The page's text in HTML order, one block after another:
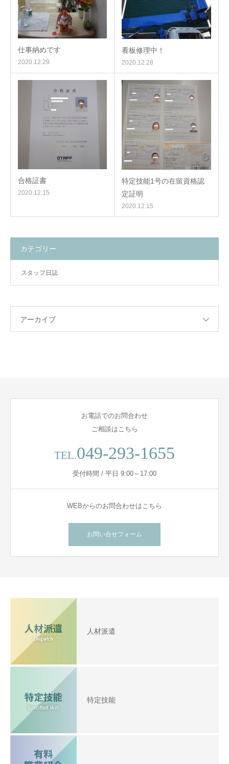
仕事納めです
2020.12.29
看板修理中！
2020.12.28
合格証書
2020.12.15
特定技能1号の在留資格認
定証明
2020.12.15
カテゴリー
スタッフ日誌
アーカイブ
お電話でのお問合わせ
ご相談はこちら
TEL.049-293-1655
受付時間 / 平日 9:00～17:00
WEBからのお問合わせはこちら
お問い合せフォーム
人材派遣
特定技能